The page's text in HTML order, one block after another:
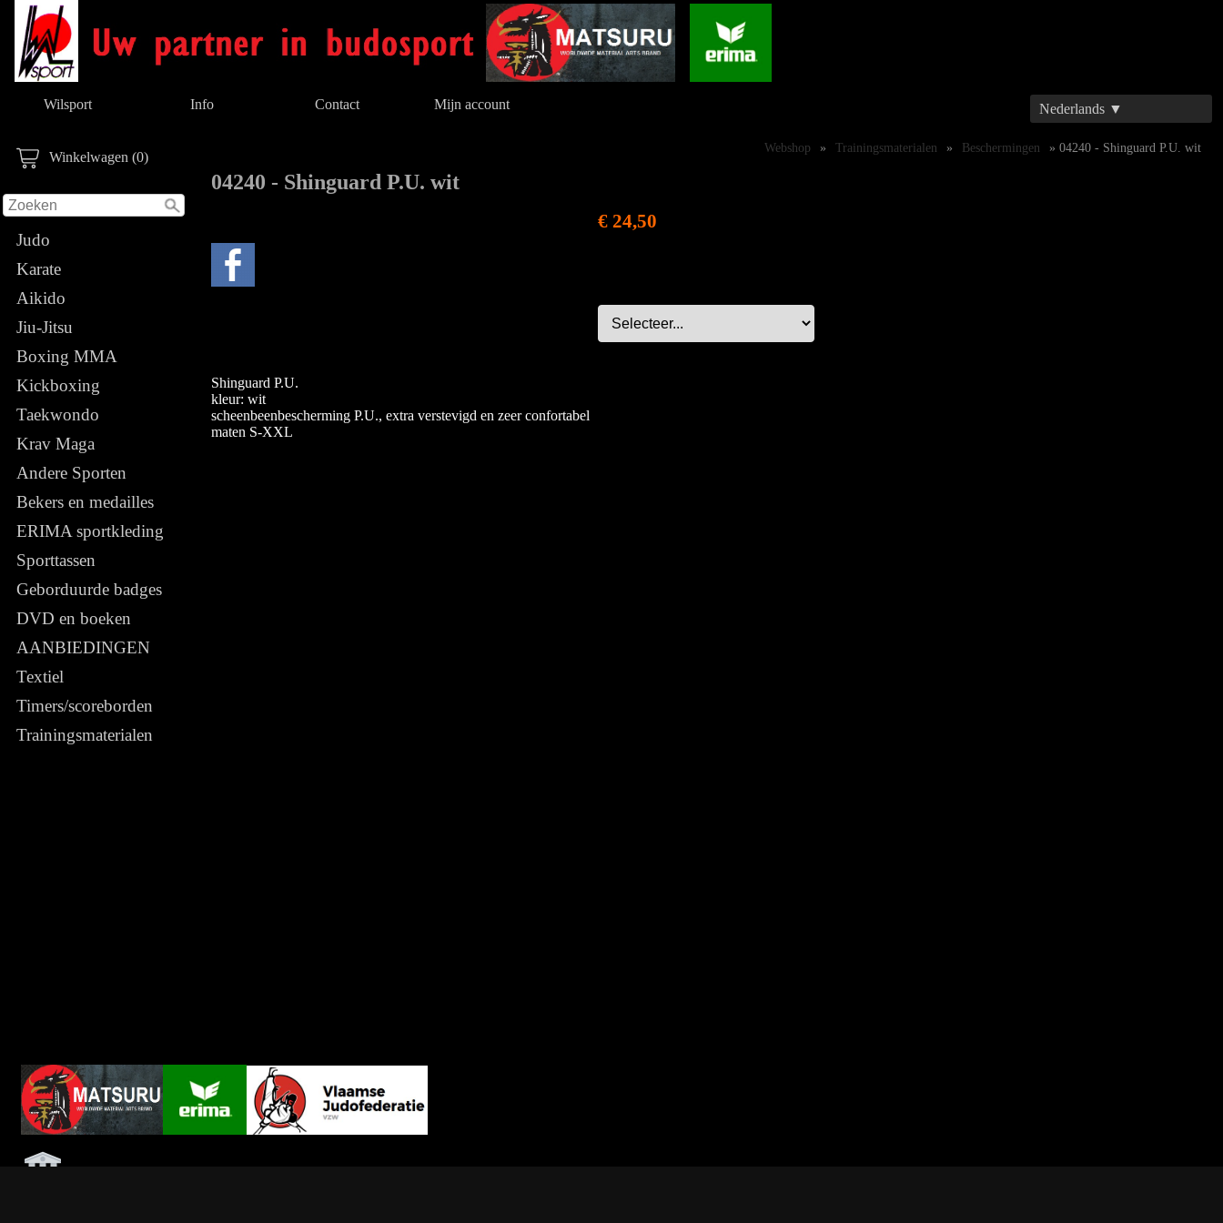
Nederlands ▼
Wilsport Info Contact Mijn account
Winkelwagen (0)
Judo
Karate
Aikido
Jiu-Jitsu
Boxing MMA
Kickboxing
Taekwondo
Krav Maga
Andere Sporten
Bekers en medailles
ERIMA sportkleding
Sporttassen
Geborduurde badges
DVD en boeken
AANBIEDINGEN
Textiel
Timers/scoreborden
Trainingsmaterialen
Webshop » Trainingsmaterialen » Beschermingen » 04240 - Shinguard P.U. wit
04240 - Shinguard P.U. wit
€ 24,50
Shinguard P.U.
kleur: wit
scheenbeenbescherming P.U., extra verstevigd en zeer confortabel
maten S-XXL